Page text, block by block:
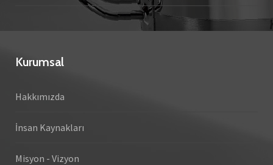
Kurumsal
Hakkımızda
İnsan Kaynakları
Misyon - Vizyon